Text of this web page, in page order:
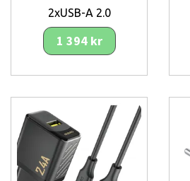
2xUSB-A 2.0
1 394 kr